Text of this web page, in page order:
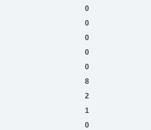
0
0
0
0
0
8
2
1
0